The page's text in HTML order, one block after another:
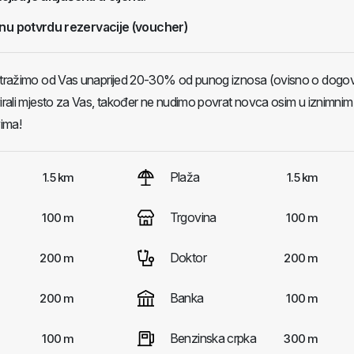
potvrdu rezervacije (voucher)
od Vas unaprijed 20-30% od punog iznosa (ovisno o
mjesto za Vas, također ne nudimo povrat novca osim u
1.5 km Plaža 1.5 km
100 m Trgovina 100 m
200 m Doktor 200 m
200 m Banka 100 m
100 m Benzinska crpka 300 m